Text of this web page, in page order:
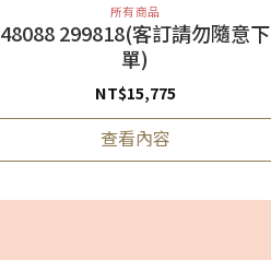
所有商品
48088 299818(客訂請勿隨意下
單)
NT$15,775
查看內容